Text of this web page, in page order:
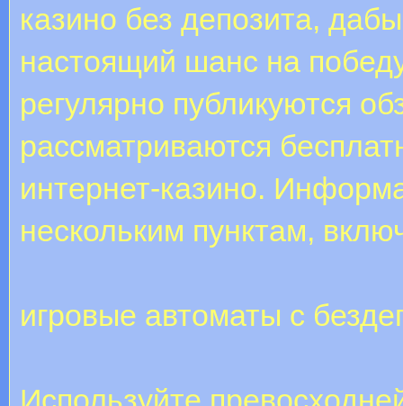
казино без депозита,
настоящий шанс на
регулярно публикуются
рассматриваются
интернет-казино.
нескольким пунктам,
игровые автоматы с